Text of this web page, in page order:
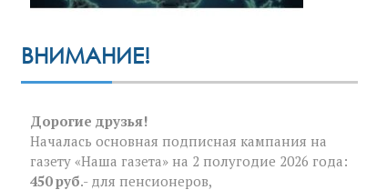
ВНИМАНИЕ!
Дорогие друзья!
Началась основная подписная кампания на
газету «Наша газета» на 2 полугодие 2026 года:
450 руб.- для пенсионеров,